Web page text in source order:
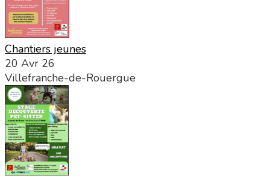
Chantiers jeunes
20 Avr 26
Villefranche-de-Rouergue